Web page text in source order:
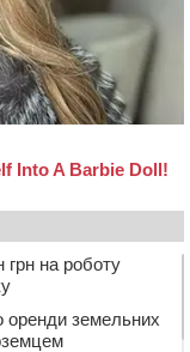
грн на роботу
оренди земельних